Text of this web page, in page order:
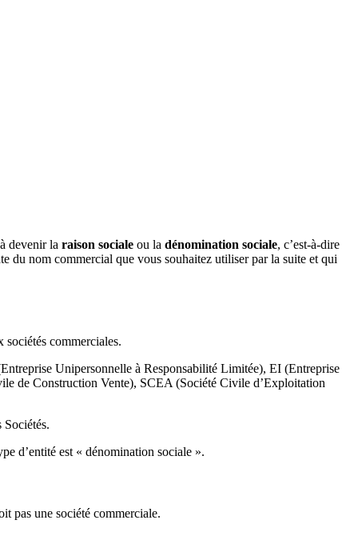
devenir la raison sociale ou la dénomination sociale, c’est-à-dire
du nom commercial que vous souhaitez utiliser par la suite et qui
commerciales.
Unipersonnelle à Responsabilité Limitée), EI (Entreprise
de Construction Vente), SCEA (Société Civile d’Exploitation
Sociétés.
d’entité est « dénomination sociale ».
pas une société commerciale.